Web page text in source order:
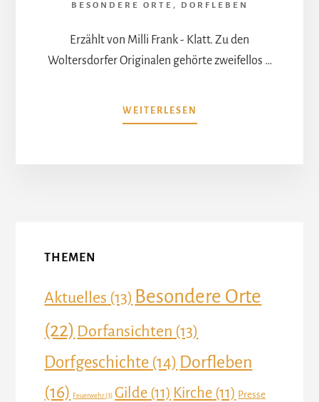
BESONDERE ORTE , DORFLEBEN
Erzählt von Milli Frank - Klatt. Zu den
Woltersdorfer Originalen gehörte zweifellos …
WEITERLESEN
THEMEN
Aktuelles (13) Besondere Orte
(22) Dorfansichten (13)
Dorfgeschichte (14) Dorfleben
(16) Feuerwehr(3) Gilde (11) Kirche (11) Presse